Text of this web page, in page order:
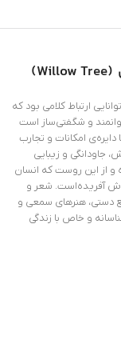
(
Willow Tree
)
ارتباط کلامی بود که
و شگفتی‌ساز است
امکانات و تجارب
جاودانگی و زیبایی
و از این روست که انسان
آفریده‌است. شعر و
دستی، هنرهای سمعی و
و خاص با زندگی